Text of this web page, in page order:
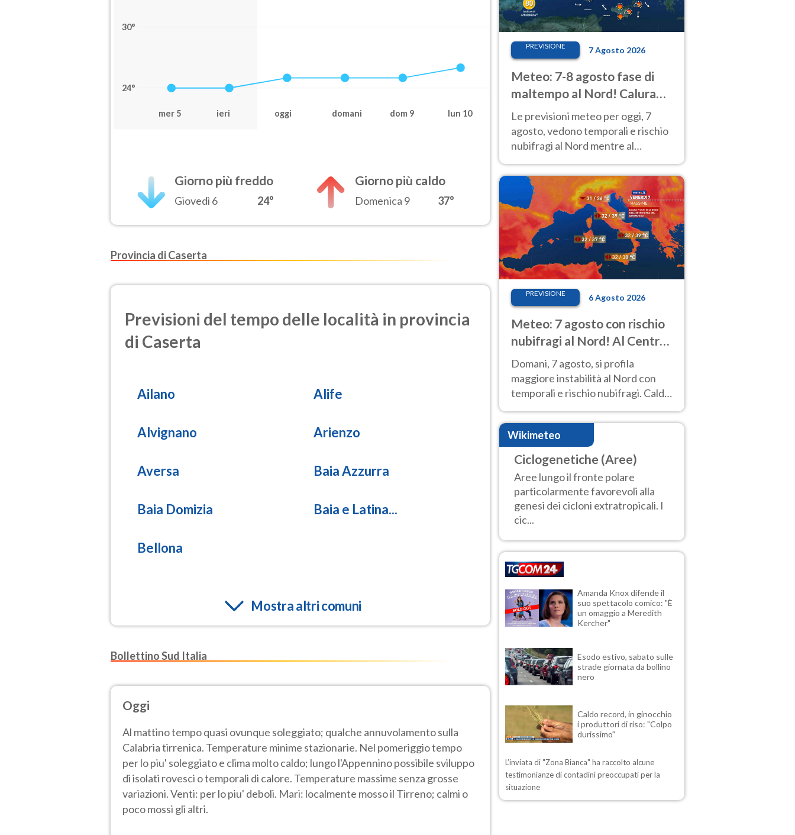
30°
24°
mer 5 ieri oggi domani dom 9 lun 10
Giorno più freddo
Giovedì 6 24°
Giorno più caldo
Domenica 9 37°
Provincia di Caserta
Previsioni del tempo delle località in provincia
di Caserta
Ailano Alife
Alvignano Arienzo
Aversa Baia Azzurra
Baia Domizia Baia e Latina...
Bellona
Mostra altri comuni
Bollettino Sud Italia
Oggi
Al mattino tempo quasi ovunque soleggiato; qualche annuvolamento sulla
Calabria tirrenica. Temperature minime stazionarie. Nel pomeriggio tempo
per lo piu' soleggiato e clima molto caldo; lungo l'Appennino possibile sviluppo
di isolati rovesci o temporali di calore. Temperature massime senza grosse
variazioni. Venti: per lo piu' deboli. Mari: localmente mosso il Tirreno; calmi o
poco mossi gli altri.
PREVISIONE 7 Agosto 2026
Meteo: 7-8 agosto fase di
maltempo al Nord! Calura
fino a Ferragosto
Le previsioni meteo per oggi, 7
agosto, vedono temporali e rischio
nubifragi al Nord mentre al
molto intenso.
PREVISIONE 6 Agosto 2026
Meteo: 7 agosto con rischio
nubifragi al Nord! Al Centro-
Sud caldo estremo
Domani, 7 agosto, si profila
maggiore instabilità al Nord con
temporali e rischio nubifragi. Caldo
sempre estremo al Centro-Sud. Le
previsioni.
Wikimeteo
Ciclogenetiche (Aree)
Aree lungo il fronte polare
particolarmente favorevoli alla
genesi dei cicloni extratropicali. I
cic...
Amanda Knox difende il
suo spettacolo comico: "È
un omaggio a Meredith
Kercher"
Esodo estivo, sabato sulle
strade giornata da bollino
nero
Caldo record, in ginocchio
i produttori di riso: "Colpo
durissimo"
L’inviata di "Zona Bianca" ha raccolto alcune
testimonianze di contadini preoccupati per la
situazione